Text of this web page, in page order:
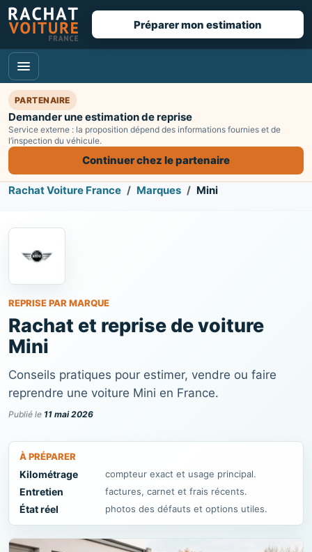
Préparer mon estimation
PARTENAIRE
Demander une estimation de reprise
Service externe : la proposition dépend des informations fournies et de
l’inspection du véhicule.
Continuer chez le partenaire
Rachat Voiture France Marques Mini
REPRISE PAR MARQUE
Rachat et reprise de voiture
Mini
Conseils pratiques pour estimer, vendre ou faire
reprendre une voiture Mini en France.
Publié le 11 mai 2026
À PRÉPARER
Kilométrage compteur exact et usage principal.
Entretien factures, carnet et frais récents.
État réel photos des défauts et options utiles.